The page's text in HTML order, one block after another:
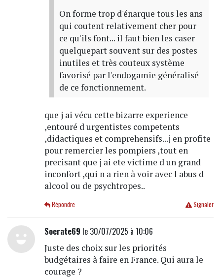
On forme trop d'énarque tous les ans
qui coutent relativement cher pour
ce qu'ils font... il faut bien les caser
quelquepart souvent sur des postes
inutiles et très couteux système
favorisé par l'endogamie généralisé
de ce fonctionnement.
que j ai vécu cette bizarre experience
,entouré d urgentistes competents
,didactiques et comprehensifs...j en profite
pour remercier les pompiers ,tout en
precisant que j ai ete victime d un grand
inconfort ,qui n a rien à voir avec l abus d
alcool ou de psychtropes..
Signaler
Répondre
Socrate69 le 30/07/2025 à 10:06
Juste des choix sur les priorités
budgétaires à faire en France. Qui aura le
courage ?